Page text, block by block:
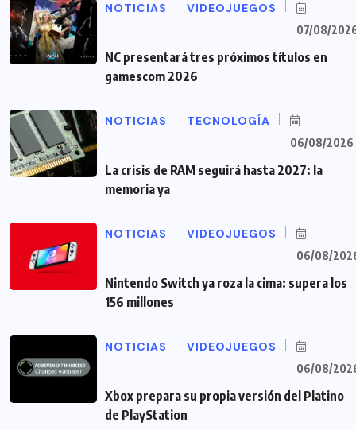
NOTICIAS VIDEOJUEGOS
07/08/
NC presentará tres próximos títulos en
gamescom 2026
NOTICIAS TECNOLOGÍA
06/08/2026
La crisis de RAM seguirá hasta 2027: la
memoria ya
NOTICIAS VIDEOJUEGOS
06/08/
Nintendo Switch ya roza la cima: supera los
156 millones
NOTICIAS VIDEOJUEGOS
06/08/
Xbox prepara su propia versión del Platino
de PlayStation